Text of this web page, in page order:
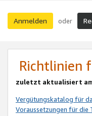
Anmelden oder
Richtlinien
zuletzt aktualisiert
Vergütungskatalog für
Voraussetzungen für die